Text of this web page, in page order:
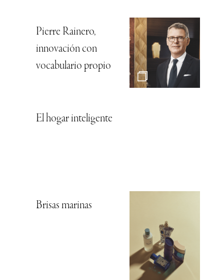
Pierre Rainero,
innovación con
vocabulario propio
El hogar inteligente
Brisas marinas